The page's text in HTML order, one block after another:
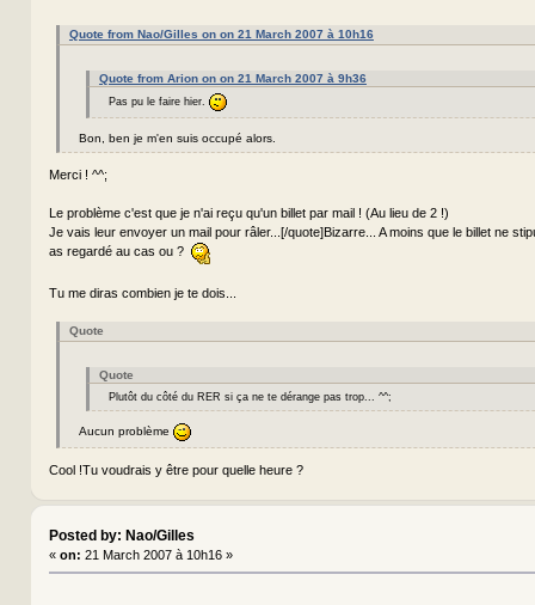
Quote from Nao/Gilles on on 21 March 2007 à 10h16
Quote from Arion on on 21 March 2007 à 9h36
Pas pu le faire hier.
Bon, ben je m'en suis occupé alors.
Merci ! ^^;
Le problème c'est que je n'ai reçu qu'un billet par mail ! (Au lieu de 2 !)
Je vais leur envoyer un mail pour râler...[/quote]Bizarre... A moins que le billet ne
as regardé au cas ou ?
Tu me diras combien je te dois...
Quote
Quote
Plutôt du côté du RER si ça ne te dérange pas trop... ^^;
Aucun problème
Cool !Tu voudrais y être pour quelle heure ?
Posted by: Nao/Gilles
« on: 21 March 2007 à 10h16 »